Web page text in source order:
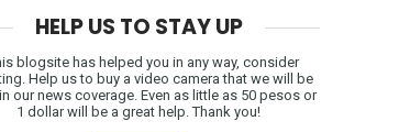
HELP US TO STAY UP
blogsite has helped you in any way, consider
Help us to buy a video camera that we will be
our news coverage. Even as little as 50 pesos or
1 dollar will be a great help. Thank you!